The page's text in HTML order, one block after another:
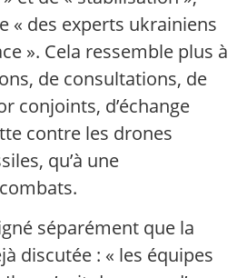
« des experts ukrainiens
». Cela ressemble plus à
de consultations, de
conjoints, d’échange
contre les drones
qu’à une
séparément que la
discutée : « les équipes